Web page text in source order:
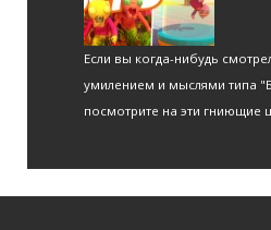
Если вы когда-нибудь
умилением и мыслями типа
посмотрите на эти гниющие